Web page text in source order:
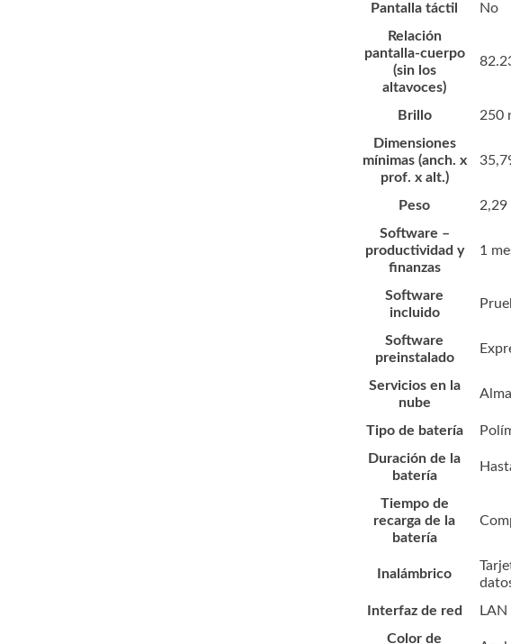
Pantalla táctil
No
Relación
pantalla-cuerpo
(sin los
altavoces)
Brillo
250
Dimensiones
mínimas (anch. x
prof. x alt.)
Peso 2,29
Software –
productividad y
finanzas
1
Software
incluido
Software
preinstalado
Servicios en la
nube
Tipo de batería
Duración de la
batería
Tiempo de
recarga de la
batería
Inalámbrico
Interfaz de red
Color de